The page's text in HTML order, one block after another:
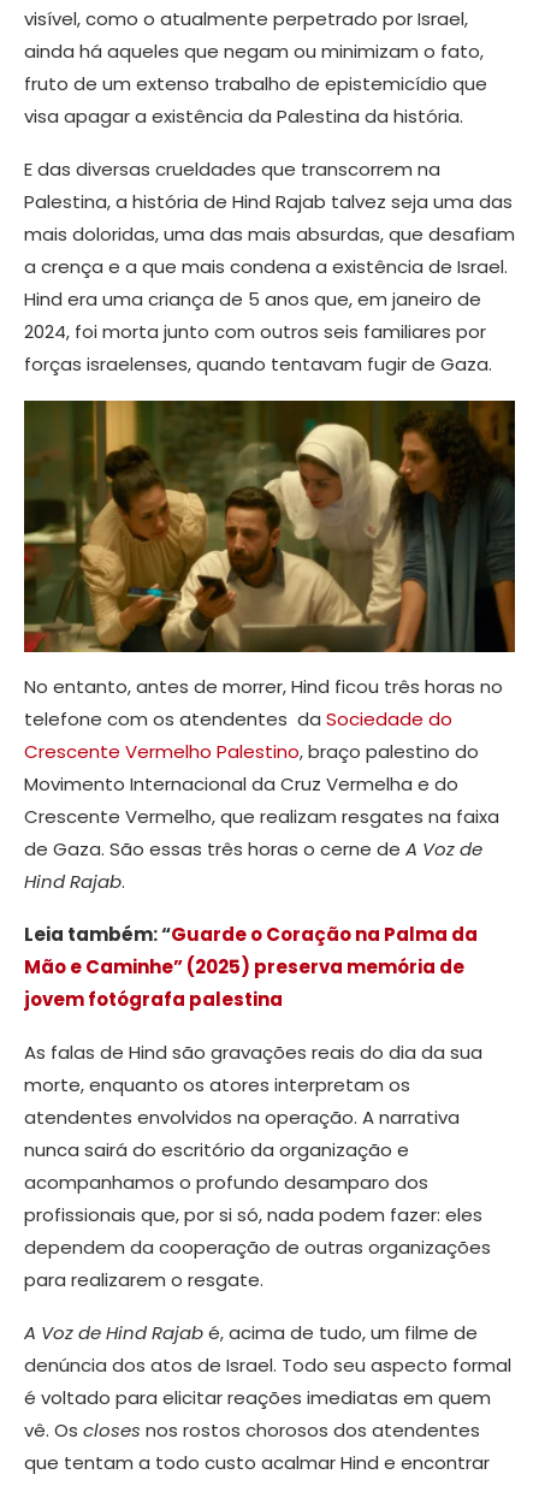
visível, como o atualmente perpetrado por Israel,
ainda há aqueles que negam ou minimizam o fato,
fruto de um extenso trabalho de epistemicídio que
visa apagar a existência da Palestina da história.
E das diversas crueldades que transcorrem na
Palestina, a história de Hind Rajab talvez seja uma das
mais doloridas, uma das mais absurdas, que desafiam
a crença e a que mais condena a existência de Israel.
Hind era uma criança de 5 anos que, em janeiro de
2024, foi morta junto com outros seis familiares por
forças israelenses, quando tentavam fugir de Gaza.
No entanto, antes de morrer, Hind ficou três horas no
telefone com os atendentes da Sociedade do
Crescente Vermelho Palestino, braço palestino do
Movimento Internacional da Cruz Vermelha e do
Crescente Vermelho, que realizam resgates na faixa
de Gaza. São essas três horas o cerne de A Voz de
Hind Rajab.
Leia também: “Guarde o Coração na Palma da
Mão e Caminhe” (2025) preserva memória de
jovem fotógrafa palestina
As falas de Hind são gravações reais do dia da sua
morte, enquanto os atores interpretam os
atendentes envolvidos na operação. A narrativa
nunca sairá do escritório da organização e
acompanhamos o profundo desamparo dos
profissionais que, por si só, nada podem fazer: eles
dependem da cooperação de outras organizações
para realizarem o resgate.
A Voz de Hind Rajabé, acima de tudo, um filme de
denúncia dos atos de Israel. Todo seu aspecto formal
é voltado para elicitar reações imediatas em quem
vê. Os closes nos rostos chorosos dos atendentes
que tentam a todo custo acalmar Hind e encontrar